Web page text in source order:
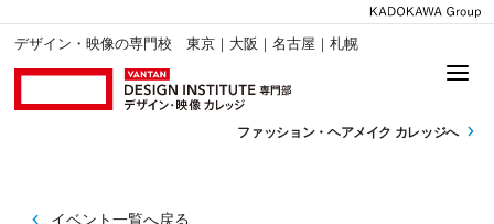
デザイン・映像の専門校 東京｜大阪｜名古屋｜札幌
ファッション・ ヘアメイク カレッジへ
イベント一覧へ戻る